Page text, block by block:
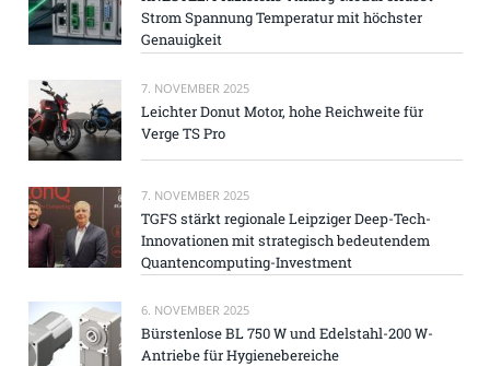
Strom Spannung Temperatur mit höchster
Genauigkeit
7. NOVEMBER 2025
Leichter Donut Motor, hohe Reichweite für
Verge TS Pro
7. NOVEMBER 2025
TGFS stärkt regionale Leipziger Deep-Tech-
Innovationen mit strategisch bedeutendem
Quantencomputing-Investment
6. NOVEMBER 2025
Bürstenlose BL 750 W und Edelstahl-200 W-
Antriebe für Hygienebereiche